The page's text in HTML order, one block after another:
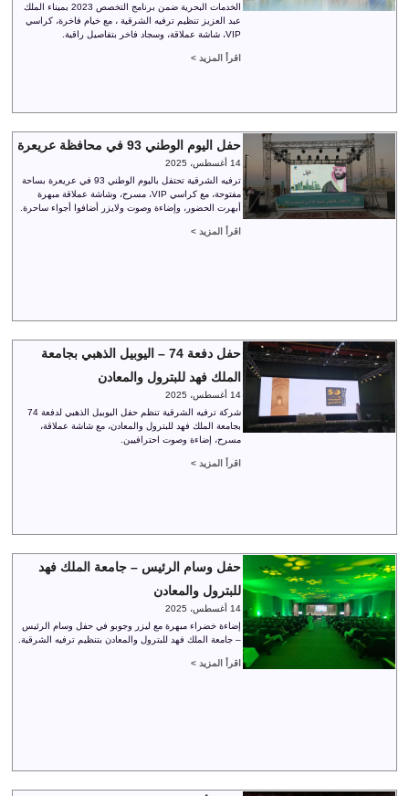
الخدمات البحرية ضمن برنامج التخصص 2023 بميناء الملك
عبد العزيز تنظيم ترفيه الشرقية ، مع خيام فاخرة، كراسي
VIP، شاشة عملاقة، وسجاد فاخر بتفاصيل راقية.
اقرأ المزيد >
حفل اليوم الوطني 93 في محافظة عريعرة
14 أغسطس، 2025
ترفيه الشرقية تحتفل باليوم الوطني 93 في عريعرة بساحة
مفتوحة، مع كراسي VIP، مسرح، وشاشة عملاقة مبهرة
أبهرت الحضور، وإضاءة وصوت ولايزر أضافوا أجواء ساحرة.
اقرأ المزيد >
حفل دفعة 74 – اليوبيل الذهبي بجامعة
الملك فهد للبترول والمعادن
14 أغسطس، 2025
شركة ترفيه الشرقية تنظم حفل اليوبيل الذهبي لدفعة 74
بجامعة الملك فهد للبترول والمعادن، مع شاشة عملاقة،
مسرح، إضاءة وصوت احترافيين.
اقرأ المزيد >
حفل وسام الرئيس – جامعة الملك فهد
للبترول والمعادن
14 أغسطس، 2025
إضاءة خضراء مبهرة مع ليزر وجوبو في حفل وسام الرئيس
– جامعة الملك فهد للبترول والمعادن بتنظيم ترفيه الشرقية.
اقرأ المزيد >